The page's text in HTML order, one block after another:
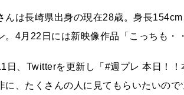
んは長崎県出身の現在28歳。身長
。4月22日には新映像作品「こっちも・
日、Twitterを更新し「#週プレ 本日！
に、たくさんの人に見てもらいたいの